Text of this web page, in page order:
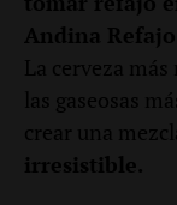
Andina
La cerveza
las gaseosas
crear una
irresistible.